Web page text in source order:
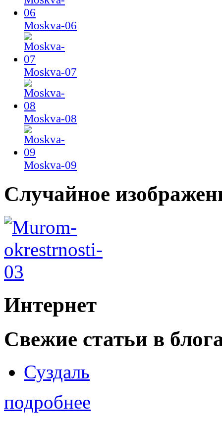
Moskva-06
Moskva-07
Moskva-08
Moskva-09
Случайное
Интернет
Свежие статьи в
Суздаль
подробнее